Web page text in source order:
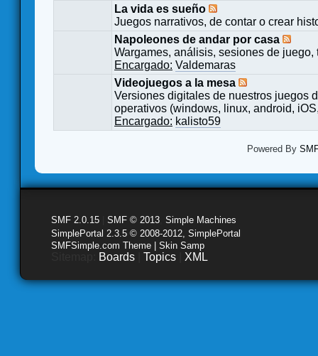
La vida es sueño
Juegos narrativos, de contar o crear
Napoleones de andar por casa
Wargames, análisis, sesiones de
Encargado: Valdemaras
Videojuegos a la mesa
Versiones digitales de nuestros juegos
operativos (windows, linux, android,
Encargado: kalisto59
Powered By
SMF 2.0.15 SMF © 2013 Simple Machines
SimplePortal 2.3.5 © 2008-2012, SimplePortal
SMFSimple.com Theme | Skin Samp
Boards Topics XML